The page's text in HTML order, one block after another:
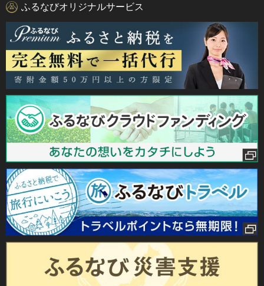
ふるなびオリジナルサービス